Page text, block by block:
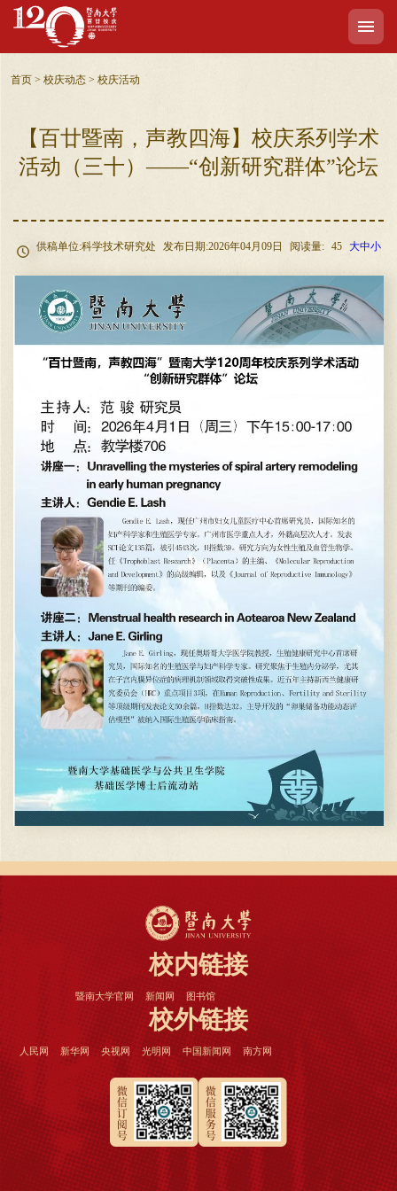
首页 > 校庆动态 > 校庆活动
【百廿暨南，声教四海】校庆系列学术
活动（三十）——“创新研究群体”论坛
供稿单位:科学技术研究处 发布日期:2026年04月09日 阅读量: 45 大中小
校内链接
暨南大学官网 新闻网 图书馆
校外链接
人民网 新华网 央视网 光明网 中国新闻网 南方网